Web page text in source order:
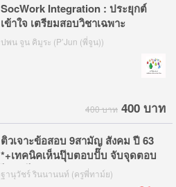
SocWork Integration : ประยุกต์
เข้าใจ เตรียมสอบวิชาเฉพาะ
สังคมสงเคราะห์อย่างแท้จริง
ปพน จูน คิมูระ (P’Jun (พี่จูน))
400 บาท 400 บาท
ติวเจาะข้อสอบ 9สามัญ สังคม ปี 63
*+เทคนิคเห็นปุ๊บตอบปั๊บ จับจุดตอบ
ไว ทำได้ทันเวลา
ฐานุวัชร์ รินนานนท์ (ครูพี่ทาม์ย)